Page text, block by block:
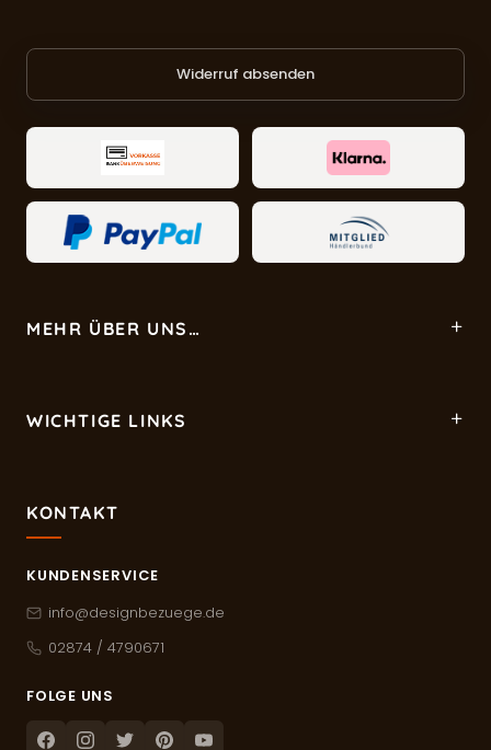
Widerruf absenden
MEHR ÜBER UNS…
WICHTIGE LINKS
KONTAKT
KUNDENSERVICE
info@designbezuege.de
02874 / 4790671
FOLGE UNS